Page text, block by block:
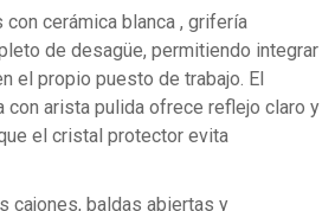
cerámica blanca , grifería
de desagüe, permitiendo integrar
el propio puesto de trabajo. El
con arista pulida ofrece reflejo claro y
el cristal protector evita
cajones, baldas abiertas y